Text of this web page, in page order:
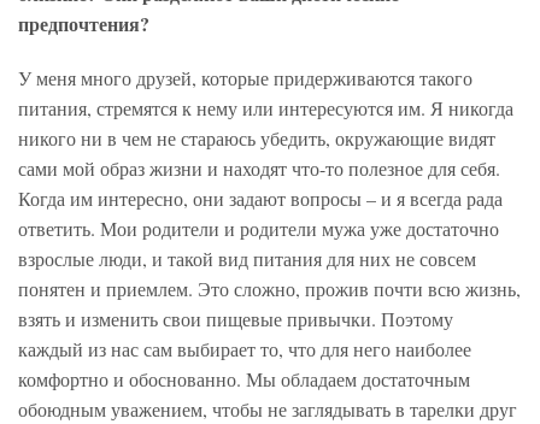
предпочтения?
У меня много друзей, которые придерживаются такого
питания, стремятся к нему или интересуются им. Я никогда
никого ни в чем не стараюсь убедить, окружающие видят
сами мой образ жизни и находят что-то полезное для себя.
Когда им интересно, они задают вопросы – и я всегда рада
ответить. Мои родители и родители мужа уже достаточно
взрослые люди, и такой вид питания для них не совсем
понятен и приемлем. Это сложно, прожив почти всю жизнь,
взять и изменить свои пищевые привычки. Поэтому
каждый из нас сам выбирает то, что для него наиболее
комфортно и обоснованно. Мы обладаем достаточным
обоюдным уважением, чтобы не заглядывать в тарелки друг